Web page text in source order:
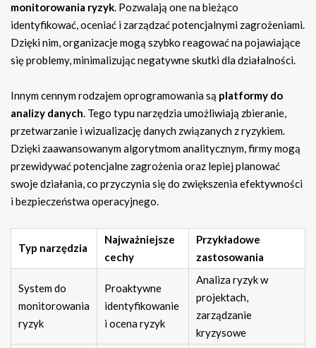
monitorowania ryzyk. Pozwalają one na bieżąco
identyfikować, oceniać i zarządzać potencjalnymi zagrożeniami.
Dzięki nim, organizacje mogą szybko reagować na pojawiające
się problemy, minimalizując negatywne skutki dla działalności.
Innym cennym rodzajem oprogramowania są platformy do
analizy danych. Tego typu narzędzia umożliwiają zbieranie,
przetwarzanie i wizualizację danych związanych z ryzykiem.
Dzięki zaawansowanym algorytmom analitycznym, firmy mogą
przewidywać potencjalne zagrożenia oraz lepiej planować
swoje działania, co przyczynia się do zwiększenia efektywności
i bezpieczeństwa operacyjnego.
Typ narzędzia
Najważniejsze
cechy
Przykładowe
zastosowania
System do
monitorowania
ryzyk
Proaktywne
identyfikowanie
i ocena ryzyk
Analiza ryzyk w
projektach,
zarządzanie
kryzysowe